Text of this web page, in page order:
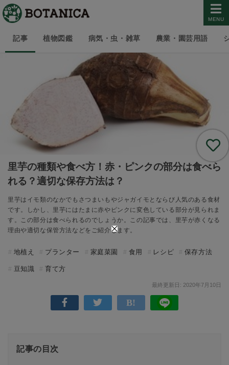
MENU
記事 植物図鑑 病気・虫・雑草 農業・園芸用語
里芋の種類や食べ方！赤・ピンクの部分は食べら
れる？適切な保存方法は？
里芋はイモ類のなかでもさつまいもやジャガイモとならび人気のある食材
です。しかし、里芋にはたまに赤やピンクに変色している部分が見られま
す。この部分は食べられるのでしょうか。この記事では、里芋が赤くなる
理由や適切な保管方法などをご紹介します。
地植え プランター 家庭菜園 食用 レシピ 保存方法
豆知識 育て方
最終更新日: 2020年7月10日
記事の目次